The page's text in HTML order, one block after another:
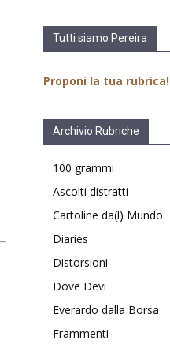
Tutti siamo Pereira
Proponi la tua rubrica!
Archivio Rubriche
100 grammi
Ascolti distratti
Cartoline da(l) Mundo
Diaries
Distorsioni
Dove Devi
Everardo dalla Borsa
Frammenti